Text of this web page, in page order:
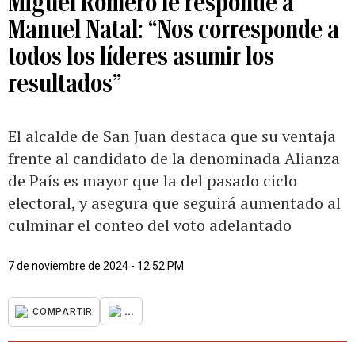
Manuel Natal: “Nos corresponde a
todos los líderes asumir los
resultados”
El alcalde de San Juan destaca que su ventaja
frente al candidato de la denominada Alianza
de País es mayor que la del pasado ciclo
electoral, y asegura que seguirá aumentado al
culminar el conteo del voto adelantado
7 de noviembre de 2024 - 12:52 PM
COMPARTIR ...